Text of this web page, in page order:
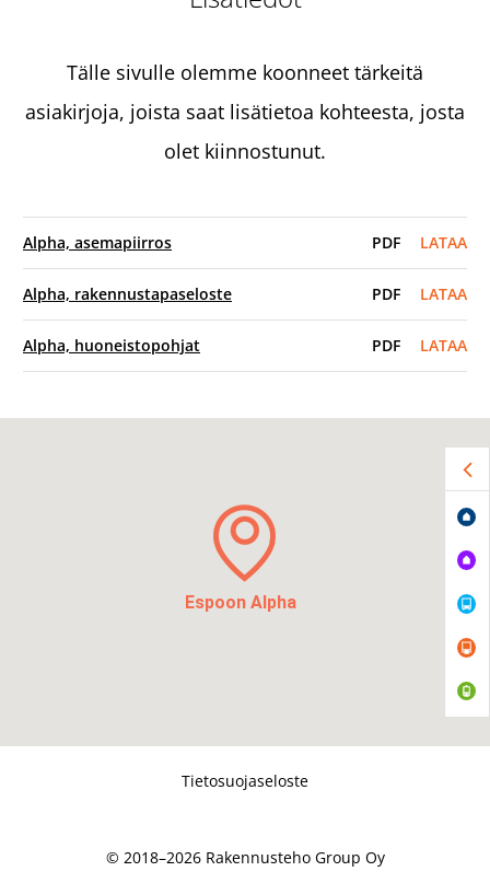
Tälle sivulle olemme koonneet tärkeitä
asiakirjoja, joista saat lisätietoa kohteesta, josta
olet kiinnostunut.
Alpha, asemapiirros PDF LATAA
Alpha, rakennustapaseloste PDF LATAA
Alpha, huoneistopohjat PDF LATAA
Espoon Alpha
Tietosuojaseloste
© 2018–2026 Rakennusteho Group Oy